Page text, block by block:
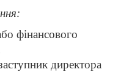
фінансового
директора